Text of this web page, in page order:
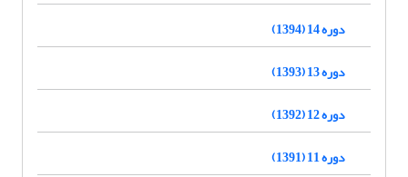
دوره 14 (1394)
دوره 13 (1393)
دوره 12 (1392)
دوره 11 (1391)